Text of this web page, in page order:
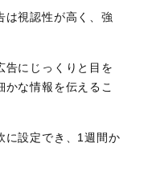
は視認性が高く、強
告にじっくりと目を
な情報を伝えるこ
に設定でき、1週間か